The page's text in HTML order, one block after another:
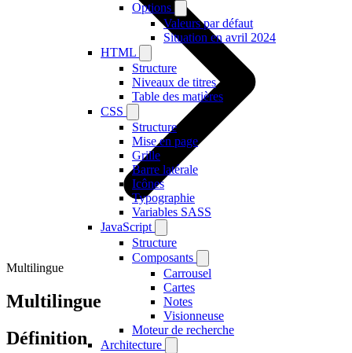
Options
Valeurs par défaut
Situation en avril 2024
HTML
Structure
Niveaux de titres
Table des matières
CSS
Structure
Mise en page
Grille
Barre latérale
Icônes
Typographie
Variables SASS
JavaScript
Structure
Composants
Carrousel
Cartes
Notes
Visionneuse
Moteur de recherche
Architecture
Multilingue
Multilingue
Définition